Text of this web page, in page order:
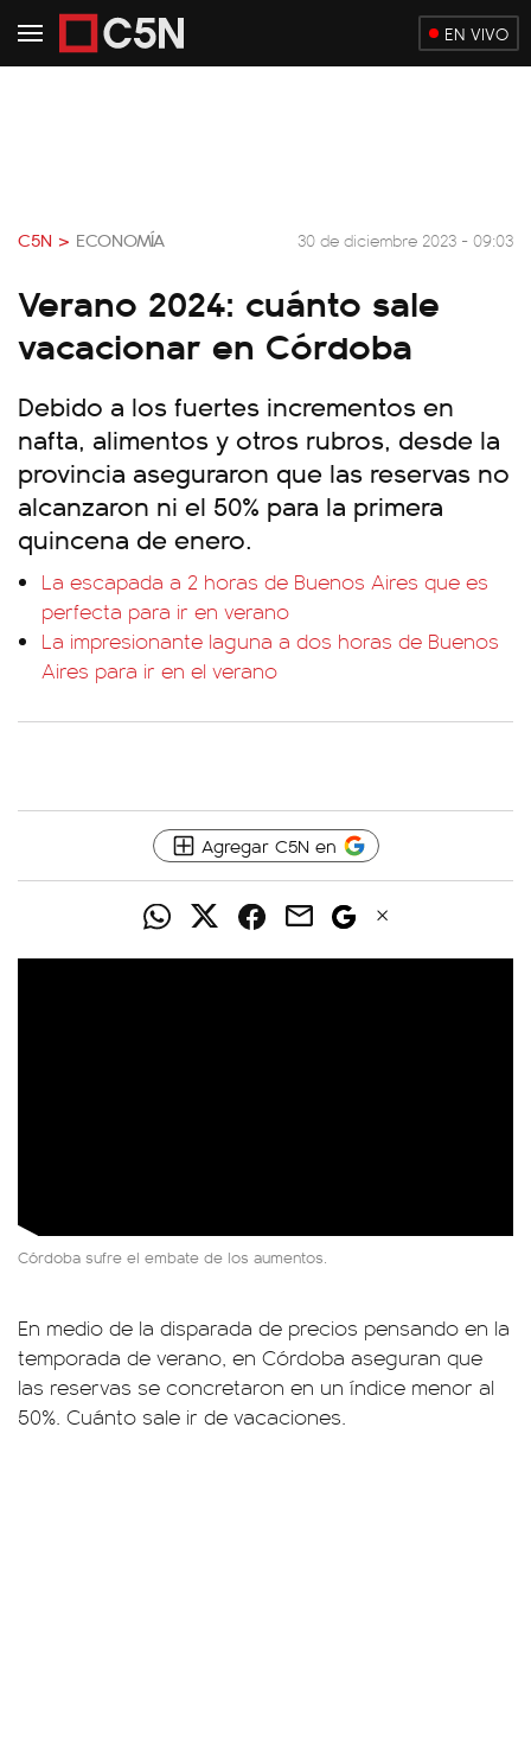
EN VIVO
C5N > ECONOMÍA 30 de diciembre 2023 - 09:03
Verano 2024: cuánto sale
vacacionar en Córdoba
Debido a los fuertes incrementos en
nafta, alimentos y otros rubros, desde la
provincia aseguraron que las reservas no
alcanzaron ni el 50% para la primera
quincena de enero.
La escapada a 2 horas de Buenos Aires que es
perfecta para ir en verano
La impresionante laguna a dos horas de Buenos
Aires para ir en el verano
Agregar C5N en
Córdoba sufre el embate de los aumentos.
En medio de la disparada de precios pensando en la
temporada de verano, en Córdoba aseguran que
las reservas se concretaron en un índice menor al
50%. Cuánto sale ir de vacaciones.